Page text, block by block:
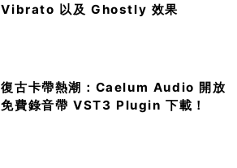
Vibrato 以及 Ghostly 效果
復古卡帶熱潮：Caelum Audio 開放
免費錄音帶 VST3 Plugin 下載！